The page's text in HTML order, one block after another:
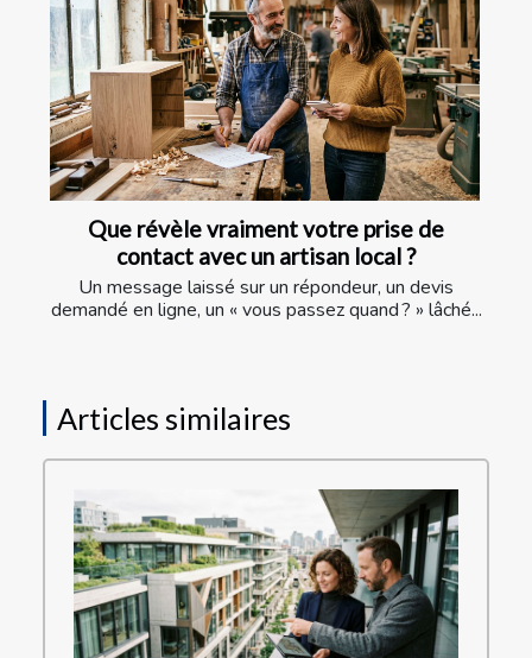
Que révèle vraiment votre prise de
contact avec un artisan local ?
Un message laissé sur un répondeur, un devis
demandé en ligne, un « vous passez quand ? » lâché...
Articles similaires